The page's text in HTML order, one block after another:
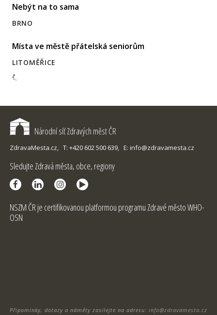
Nebýt na to sama
BRNO
Místa ve městě přátelská seniorům
LITOMĚŘICE
Národní síť Zdravých měst ČR
ZdravaMesta.cz, T: +420 602 500 639, E: info@zdravamesta.cz
Sledujte Zdravá města, obce, regiony
NSZM ČR je certifikovanou platformou programu Zdravé město WHO-
OSN
Připomínky, dotazy a náměty zasílejte na adresu: info@zdravamesta.cz